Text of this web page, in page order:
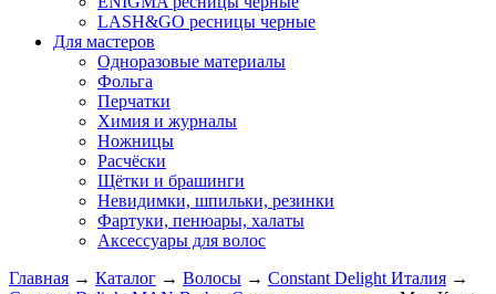
LASH&GO ресницы черные
Для мастеров
Одноразовые материалы
Фольга
Перчатки
Химия и журналы
Ножницы
Расчёски
Щётки и брашинги
Невидимки, шпильки, резинки
Фартуки, пенюары, халаты
Аксессуары для волос
Главная → Каталог → Волосы → Constant Delight Италия →